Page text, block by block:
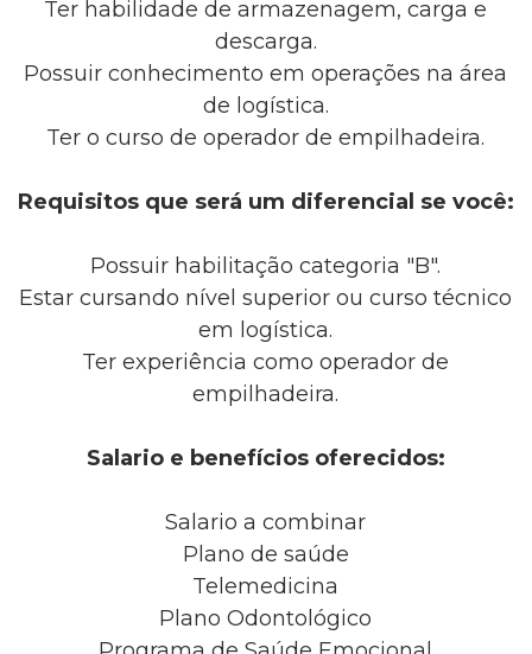
Ter habilidade de armazenagem, carga e
descarga.
Possuir conhecimento em operações na área
de logística.
Ter o curso de operador de empilhadeira.
Requisitos que será um diferencial se você:
Possuir habilitação categoria "B".
Estar cursando nível superior ou curso técnico
em logística.
Ter experiência como operador de
empilhadeira.
Salario e benefícios oferecidos:
Salario a combinar
Plano de saúde
Telemedicina
Plano Odontológico